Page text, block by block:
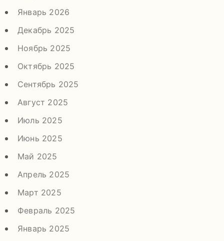
Январь 2026
Декабрь 2025
Ноябрь 2025
Октябрь 2025
Сентябрь 2025
Август 2025
Июль 2025
Июнь 2025
Май 2025
Апрель 2025
Март 2025
Февраль 2025
Январь 2025